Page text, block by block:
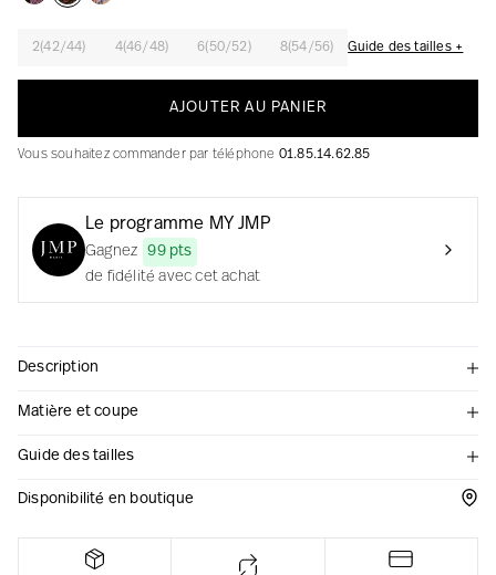
La création avec audace et passion
2(42/44) 4(46/48) 6(50/52) 8(54/56) Guide des tailles +
AJOUTER AU PANIER
Vous souhaitez commander par téléphone 01.85.14.62.85
Le programme MY JMP
Gagnez
99 pts
de fidélité avec cet achat
Description
Matière et coupe
Guide des tailles
Disponibilité en boutique